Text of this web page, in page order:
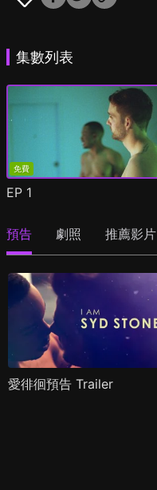
集數列表
免費
EP 1
預告 劇照 推薦影片
愛徘徊預告 Trailer